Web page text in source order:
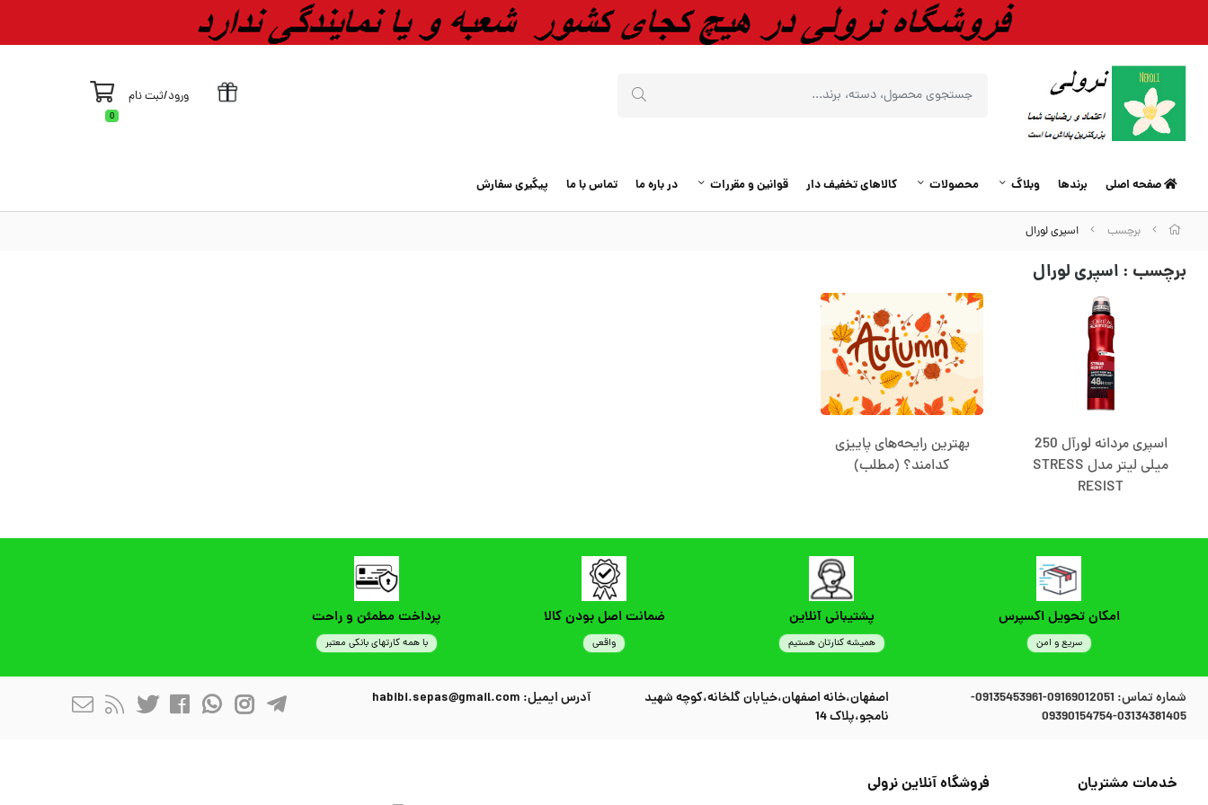
ورود/ثبت نام
0
صفحه اصلی برندها وبلاگ محصولات کالاهای تخفیف دار قوانین و مقررات در باره ما تماس با ما پیگیری سفارش
برچسب اسپری لورال
برچسب : اسپری لورال
اسپری مردانه لورآل 250
میلی لیتر مدل STRESS
RESIST
بهترین رایحه‌های پاییزی
کدامند؟ (مطلب)
امکان تحویل اکسپرس
سریع و امن
پشتیبانی آنلاین
همیشه کنارتان هستیم
ضمانت اصل بودن کالا
واقعی
پرداخت مطمئن و راحت
با همه کارتهای بانکی معتبر
شماره تماس:
09169012051-09135453961-
03134381405-09390154754
اصفهان،خانه اصفهان،خیابان گلخانه،کوچه شهید
نامجو،پلاک 14
آدرس ایمیل: habibi.sepas@gmail.com
خدمات مشتریان فروشگاه آنلاین نرولی